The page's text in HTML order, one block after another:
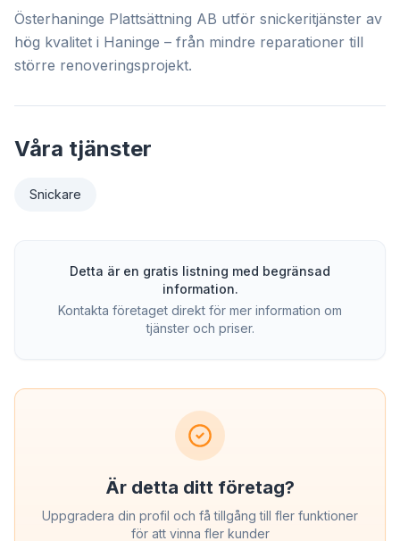
Österhaninge Plattsättning AB utför snickeritjänster av
hög kvalitet i Haninge – från mindre reparationer till
större renoveringsprojekt.
Våra tjänster
Snickare
Detta är en gratis listning med begränsad
information.
Kontakta företaget direkt för mer information om
tjänster och priser.
Är detta ditt företag?
Uppgradera din profil och få tillgång till fler funktioner
för att vinna fler kunder